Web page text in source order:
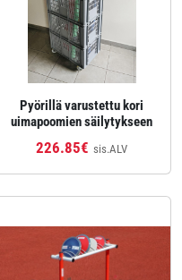
Pyörillä varustettu kori
uimapoomien säilytykseen
226.85€ sis.ALV